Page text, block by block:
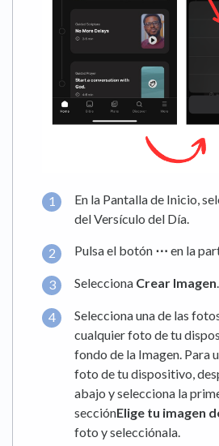
En la Pantalla de Inicio,
del Versículo del Día.
Pulsa el botón ⋯ en la
Selecciona Crear Imagen.
Selecciona una de las
cualquier foto de tu
fondo de la Imagen. Para
foto de tu dispositivo,
abajo y selecciona la
secciónElige tu imagen
foto y selecciónala.